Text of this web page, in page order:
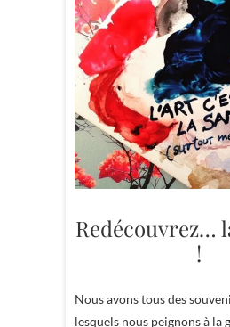
Redécouvrez…
!
Nous avons tous des
lesquels nous peignons à la